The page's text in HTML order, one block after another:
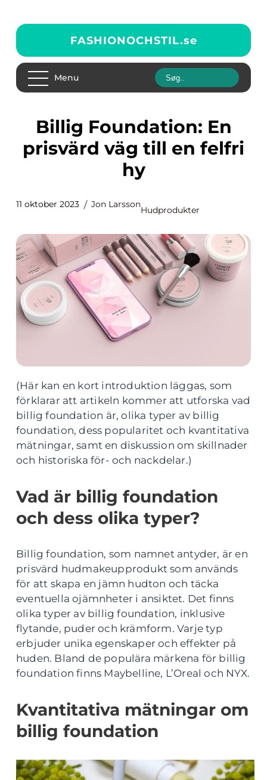
FASHIONOCHSTIL.se
Menu
Billig Foundation: En
prisvärd väg till en felfri
hy
11 oktober 2023 Jon Larsson
Hudprodukter
(Här kan en kort introduktion läggas, som
förklarar att artikeln kommer att utforska vad
billig foundation är, olika typer av billig
foundation, dess popularitet och kvantitativa
mätningar, samt en diskussion om skillnader
och historiska för- och nackdelar.)
Vad är billig foundation
och dess olika typer?
Billig foundation, som namnet antyder, är en
prisvärd hudmakeupprodukt som används
för att skapa en jämn hudton och täcka
eventuella ojämnheter i ansiktet. Det finns
olika typer av billig foundation, inklusive
flytande, puder och krämform. Varje typ
erbjuder unika egenskaper och effekter på
huden. Bland de populära märkena för billig
foundation finns Maybelline, L’Oreal och NYX.
Kvantitativa mätningar om
billig foundation